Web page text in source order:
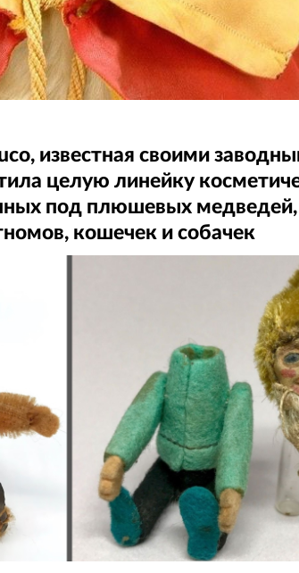
известная своими
целую линейку
под плюшевых медведей,
кошечек и собачек